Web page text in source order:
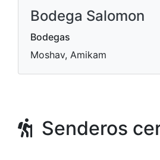
Bodega Salomon
Bodegas
Moshav, Amikam
Senderos